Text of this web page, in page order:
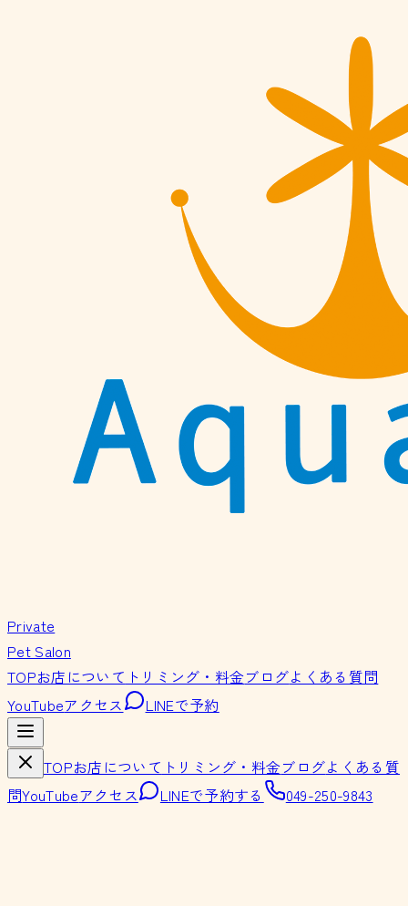
Private
Pet Salon
TOPお店について トリミング・料金ブログよくある質問
YouTubeアクセス LINEで予約
TOPお店について トリミング・料金ブログよくある質
問YouTubeアクセス LINEで予約する 049-250-9843